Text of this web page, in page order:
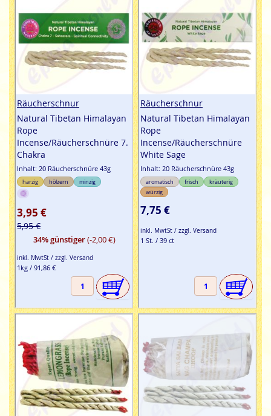
Räucherschnur
Natural Tibetan Himalayan
Rope
Incense/Räucherschnüre 7.
Chakra
Inhalt: 20 Räucherschnüre 43g
harzig hölzern minzig
3,95 €
5,95 €
34% günstiger(-2,00 €)
inkl. MwtSt / zzgl. Versand
1kg / 91,86 €
Räucherschnur
Natural Tibetan Himalayan
Rope
Incense/Räucherschnüre
White Sage
Inhalt: 20 Räucherschnüre 43g
aromatisch frisch
kräuterig
würzig
7,75 €
inkl. MwtSt / zzgl. Versand
1 St. / 39 ct